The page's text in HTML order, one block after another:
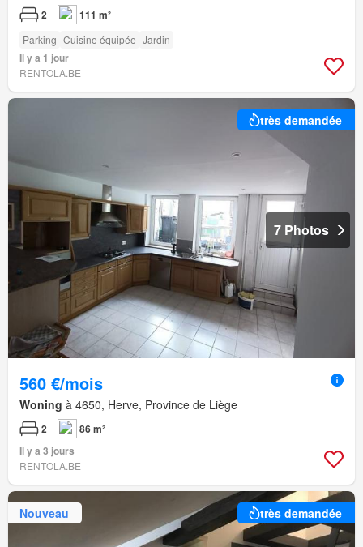
2 111 m²
Parking Cuisine équipée Jardin
Il y a 1 jour
RENTOLA.BE
très demandée
7 Photos
560 €/mois
Woning à 4650, Herve, Province de Liège
2
86 m²
Il y a 3 jours
RENTOLA.BE
Nouveau très demandée